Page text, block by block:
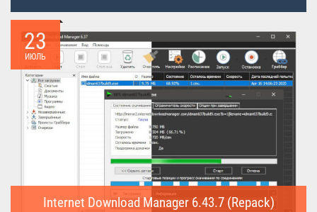
23
ИЮЛЬ
Internet Download Manager 6.43.7 (Repack)